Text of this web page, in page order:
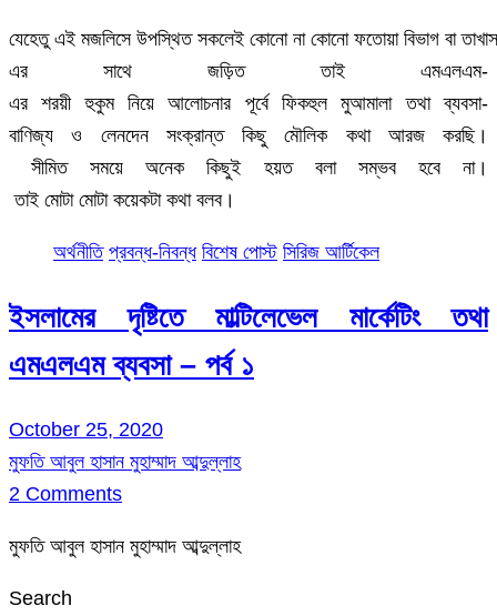
যেহেতু এই মজলিসে উপস্থিত সকলেই কোনো না কোনো ফতোয়া বিভাগ বা
এর সাথে জড়িত তাই এমএলএম-
এর শরয়ী হুকুম নিয়ে আলোচনার পূর্বে ফিকহুল মুআমালা তথা ব্যবসা-
বাণিজ্য ও লেনদেন সংক্রান্ত কিছু মৌলিক কথা আরজ করছি।
সীমিত সময়ে অনেক কিছুই হয়ত বলা সম্ভব হবে না।
তাই মোটা মোটা কয়েকটা কথা বলব।
অর্থনীতি প্রবন্ধ-নিবন্ধ বিশেষ পোস্ট সিরিজ আর্টিকেল
ইসলামের দৃষ্টিতে মাল্টিলেভেল মার্কেটিং তথা
এমএলএম ব্যবসা – পর্ব ১
October 25, 2020
মুফতি আবুল হাসান মুহাম্মাদ আব্দুল্লাহ
2 Comments
মুফতি আবুল হাসান মুহাম্মাদ আব্দুল্লাহ
Search